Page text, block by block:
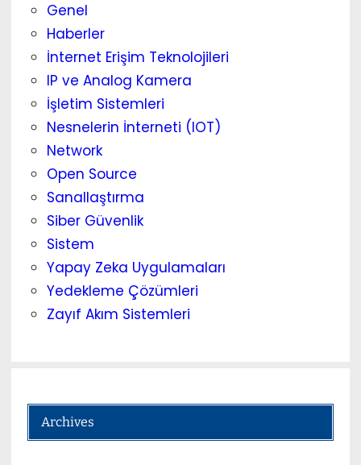
Genel
Haberler
İnternet Erişim Teknolojileri
IP ve Analog Kamera
İşletim Sistemleri
Nesnelerin İnterneti (IOT)
Network
Open Source
Sanallaştırma
Siber Güvenlik
Sistem
Yapay Zeka Uygulamaları
Yedekleme Çözümleri
Zayıf Akım Sistemleri
Archives